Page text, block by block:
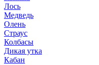
Лось
Медведь
Олень
Страус
Колбасы
Дикая утка
Кабан